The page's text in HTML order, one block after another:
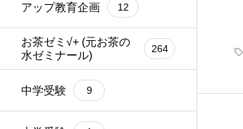
アップ教育企画 12
お茶ゼミ√+ (元お茶の
水ゼミナール)
264
中学受験 9